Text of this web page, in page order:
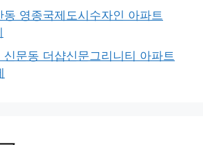
동 영종국제도시수자인 아파트
문동 더샵신문그리니티 아파트